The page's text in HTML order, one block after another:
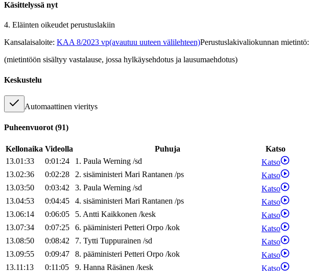
Käsittelyssä nyt
4. Eläinten oikeudet perustuslakiin
Kansalaisaloite: KAA 8/2023 vp(avautuu uuteen välilehteen)Perustuslakivaliokunnan mietintö:
(mietintöön sisältyy vastalause, jossa hylkäysehdotus ja lausumaehdotus)
Keskustelu
Automaattinen vieritys
Puheenvuorot (91)
Kellonaika Videolla Puhuja
Katso
13.01:33
0:01:24 1. Paula Werning /sd
Katso
13.02:36
0:02:28 2. sisäministeri Mari Rantanen /ps
Katso
13.03:50
0:03:42 3. Paula Werning /sd
Katso
13.04:53
0:04:45 4. sisäministeri Mari Rantanen /ps
Katso
13.06:14
0:06:05 5. Antti Kaikkonen /kesk
Katso
13.07:34
0:07:25 6. pääministeri Petteri Orpo /kok
Katso
13.08:50
0:08:42 7. Tytti Tuppurainen /sd
Katso
13.09:55
0:09:47 8. pääministeri Petteri Orpo /kok
Katso
13.11:13
0:11:05 9. Hanna Räsänen /kesk
Katso